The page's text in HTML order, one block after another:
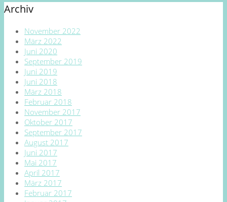
Archiv
November 2022
März 2022
Juni 2020
September 2019
Juni 2019
Juni 2018
März 2018
Februar 2018
November 2017
Oktober 2017
September 2017
August 2017
Juni 2017
Mai 2017
April 2017
März 2017
Februar 2017